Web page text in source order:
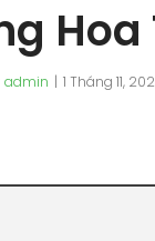
Hoa
admin 1 Tháng 11,